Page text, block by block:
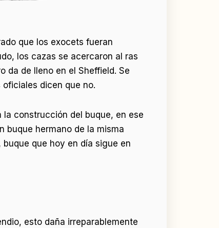
que los exocets fueran
los cazas se acercaron al ras
da de lleno en el Sheffield. Se
dicen que no.
construcción del buque, en ese
buque hermano de la misma
que hoy en día sigue en
esto daña irreparablemente